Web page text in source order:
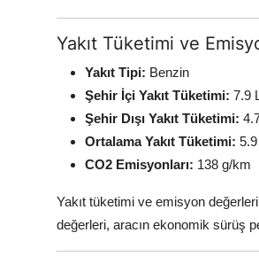
Yakıt Tüketimi ve
Yakıt Tipi: Benzin
Şehir İçi Yakıt Tüketimi: 7.9
Şehir Dışı Yakıt Tüketimi:
Ortalama Yakıt Tüketimi:
CO2 Emisyonları: 138 g/km
Yakıt tüketimi ve emisyon
değerleri, aracın ekonomik sürüş